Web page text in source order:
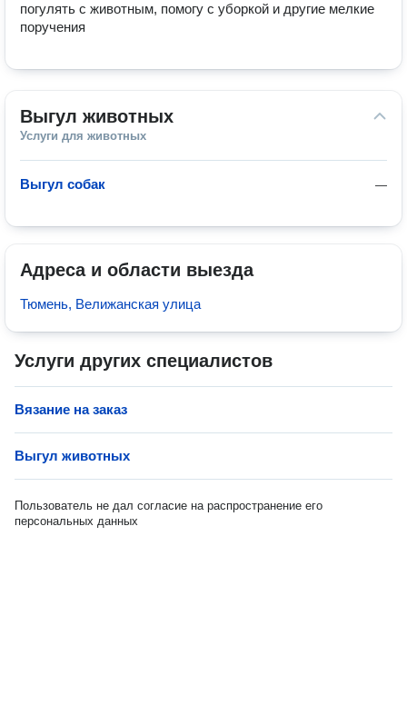
погулять с животным, помогу с уборкой и другие мелкие
поручения
Выгул животных
Услуги для животных
—
Выгул собак
Адреса и области выезда
Тюмень, Велижанская улица
Услуги других специалистов
Вязание на заказ
Выгул животных
Пользователь не дал согласие на распространение его
персональных данных